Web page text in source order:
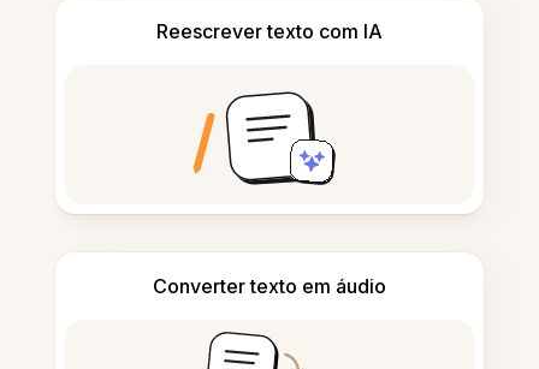
Reescrever texto com IA
Converter texto em áudio